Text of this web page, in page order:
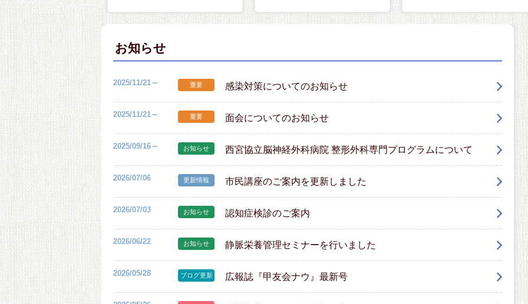
お知らせ
2025/11/21～ 重要 感染対策についてのお知らせ
2025/11/21～ 重要 面会についてのお知らせ
2025/09/16～ お知らせ 西宮協立脳神経外科病院 整形外科専門プログラムについて
2026/07/06 更新情報 市民講座のご案内を更新しました
2026/07/03 お知らせ 認知症検診のご案内
2026/06/22 お知らせ 静脈栄養管理セミナーを行いました
2026/05/28 ブログ更新 広報誌『甲友会ナウ』最新号